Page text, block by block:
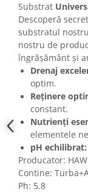
Substrat
Descoperă
substratul
nostru de
îngrășământ și
Drenaj
optim.
Reținere
constant.
Nutrienți
elementele
pH echilibrat:
Producator:
Contine:
Ph: 5.8